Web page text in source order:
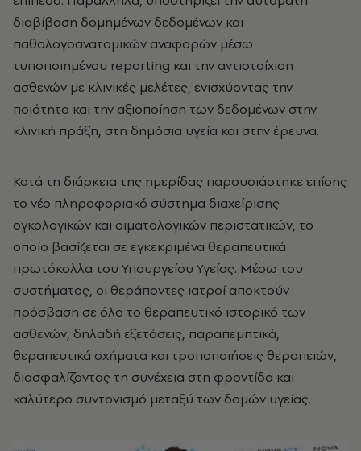
διαβίβαση δομημένων δεδομένων και
παθολογοανατομικών αναφορών μέσω
τυποποιημένου reporting και την αντιστοίχιση
ασθενών με κλινικές μελέτες, ενισχύοντας την
ποιότητα και την αξιοποίηση των δεδομένων στην
κλινική πράξη, στη δημόσια υγεία και στην έρευνα.
Κατά τη διάρκεια της ημερίδας παρουσιάστηκε επίσης
το νέο πληροφοριακό σύστημα διαχείρισης
ογκολογικών και αιματολογικών περιστατικών, το
οποίο βασίζεται σε εγκεκριμένα θεραπευτικά
πρωτόκολλα του Υπουργείου Υγείας. Μέσω του
συστήματος, οι θεράποντες ιατροί αποκτούν
πρόσβαση σε όλο το θεραπευτικό ιστορικό των
ασθενών, δηλαδή εξετάσεις, παραπεμπτικά,
θεραπευτικά σχήματα και τροποποιήσεις θεραπειών,
διασφαλίζοντας τη συνέχεια στη φροντίδα και
καλύτερο συντονισμό μεταξύ των δομών υγείας.